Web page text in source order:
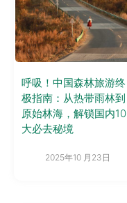
呼吸！中国森林旅游终
极指南：从热带雨林到
原始林海，解锁国内10
大必去秘境
2025年10 月23日